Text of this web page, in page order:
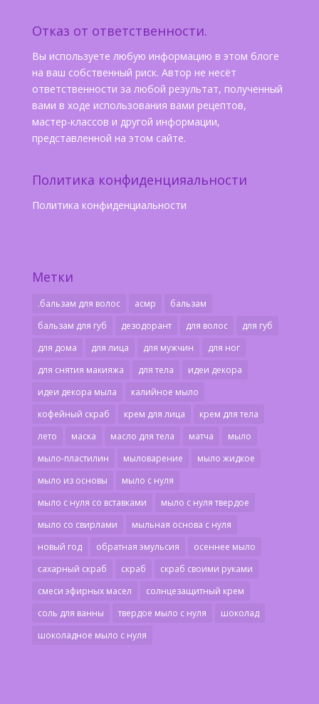
Отказ от ответственности.
Вы используете любую информацию в этом блоге
на ваш собственный риск. Автор не несёт
ответственности за любой результат, полученный
вами в ходе использования вами рецептов,
мастер-классов и другой информации,
представленной на этом сайте.
Политика конфиденцияальности
Политика конфиденциальности
Метки
.бальзам для волос асмр
бальзам
бальзам для губ
дезодорант для волос
для губ
для дома
для лица для мужчин
для ног
для снятия макияжа
для тела
идеи декора
идеи декора мыла
калийное мыло
кофейный скраб
крем для лица
крем для тела
лето
маска масло для тела матча
мыло
мыло-пластилин
мыловарение
мыло жидкое
мыло из основы
мыло с нуля
мыло с нуля со вставками
мыло с нуля твердое
мыло со свирлами
мыльная основа с нуля
новый год
обратная эмульсия
осеннее мыло
сахарный скраб
скраб
скраб своими руками
смеси эфирных масел
солнцезащитный крем
соль для ванны
твердое мыло с нуля
шоколад
шоколадное мыло с нуля